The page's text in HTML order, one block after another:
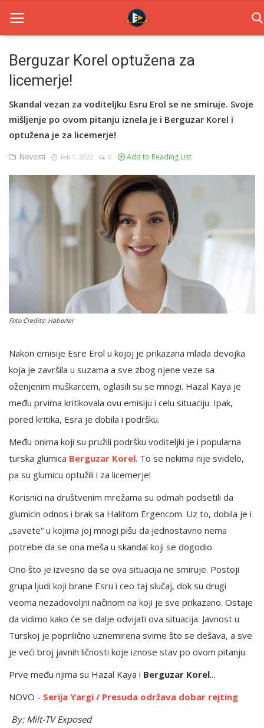
Home
Novosti
TV Serije
Filmovi
Glumci
Contact
Berguzar Korel optužena za
licemerje!
Skandal vezan za voditeljku Esru Erol se ne smiruje. Svoje
mišljenje po ovom pitanju iznela je i Berguzar Korel i
optužena je za licemerje!
Novosti Feb 1, 2022 0 Add to Reading List
Foto Credits: Haberler
Nakon emisije Esre Erol u kojoj je prikazana mlada devojka
koja je završila u suzama a sve zbog njene veze sa
oženjenim muškarcem, oglasili su se mnogi. Hazal Kaya je
među prvima kritikovala ovu emisiju i celu situaciju. Ipak,
pored kritika, Esra je dobila i podršku.
Među onima koji su pružili podršku voditeljki je i popularna
turska glumica Berguzar Korel. To se nekima nije svidelo,
pa su glumicu optužili i za licemerje!
Korisnici na društvenim mrežama su odmah podsetili da
glumicin odnos i brak sa Halitom Ergencom. Uz to, dobila je i
„savete“ u kojima joj mnogi pišu da jednostavno nema
potrebe da se ona meša u skandal koji se dogodio.
Ono što je izvesno da se ova situacija ne smiruje. Postoji
grupa ljudi koji brane Esru i ceo taj slučaj, dok su drugi
veoma nezadovoljni načinom na koji je sve prikazano. Ostaje
da vidimo kako će se dalje odvijati ova situacija. Javnost u
Turskoj je poprilično uznemirena svime što se dešava, a sve
je veći broj javnih ličnosti koje iznose stav po ovom pitanju.
Prve među njima su Hazal Kaya i Berguzar Korel...
NOVO - Serija Yargi / Presuda održava dobar rejting
By: Milt-TV Exposed